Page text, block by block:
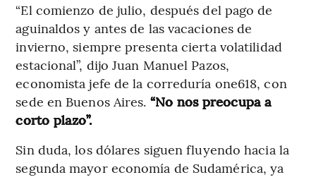
“El comienzo de julio, después del pago de
aguinaldos y antes de las vacaciones de
invierno, siempre presenta cierta volatilidad
estacional”, dijo Juan Manuel Pazos,
economista jefe de la correduría one618, con
sede en Buenos Aires. “No nos preocupa a
corto plazo”.
Sin duda, los dólares siguen fluyendo hacia la
segunda mayor economía de Sudamérica, ya